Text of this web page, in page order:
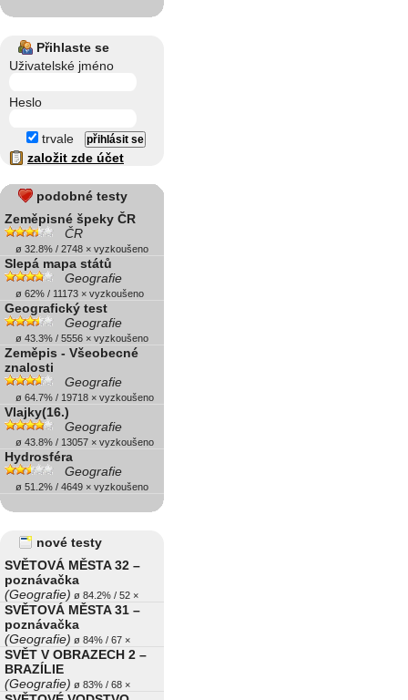
Přihlaste se
Uživatelské jméno
Heslo
trvale
založit zde účet
podobné testy
Zeměpisné špeky ČR
ČR
ø 32.8% / 2748 × vyzkoušeno
Slepá mapa států
Geografie
ø 62% / 11173 × vyzkoušeno
Geografický test
Geografie
ø 43.3% / 5556 × vyzkoušeno
Zeměpis - Všeobecné
znalosti
Geografie
ø 64.7% / 19718 × vyzkoušeno
Vlajky(16.)
Geografie
ø 43.8% / 13057 × vyzkoušeno
Hydrosféra
Geografie
ø 51.2% / 4649 × vyzkoušeno
nové testy
SVĚTOVÁ MĚSTA 32 –
poznávačka
(Geografie) ø 84.2% / 52 ×
SVĚTOVÁ MĚSTA 31 –
poznávačka
(Geografie) ø 84% / 67 ×
SVĚT V OBRAZECH 2 –
BRAZÍLIE
(Geografie) ø 83% / 68 ×